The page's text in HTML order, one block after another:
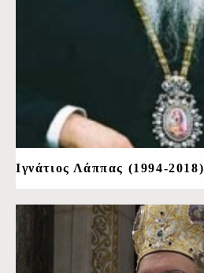
Ιγνάτιος Λάππας (1994-2018)